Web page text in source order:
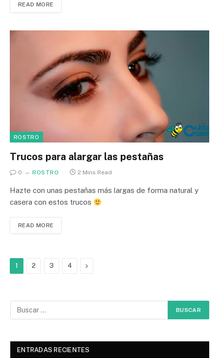
READ MORE
ROSTRO
Trucos para alargar las pestañas
0 ROSTRO 2 Mins Read
Hazte con unas pestañas más largas de forma natural y
casera con estos trucos
READ MORE
1 2 3 4 Next
ENTRADAS RECIENTES